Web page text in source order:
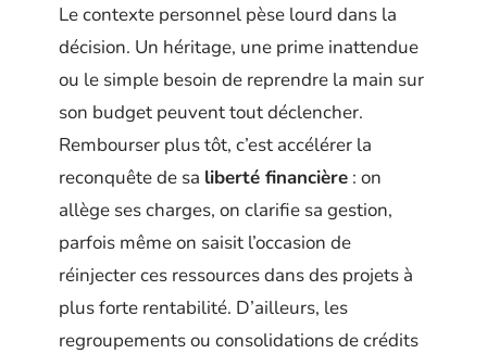
Le contexte personnel pèse lourd dans la
décision. Un héritage, une prime inattendue
ou le simple besoin de reprendre la main sur
son budget peuvent tout déclencher.
Rembourser plus tôt, c’est accélérer la
reconquête de sa liberté financière : on
allège ses charges, on clarifie sa gestion,
parfois même on saisit l’occasion de
réinjecter ces ressources dans des projets à
plus forte rentabilité. D’ailleurs, les
regroupements ou consolidations de crédits